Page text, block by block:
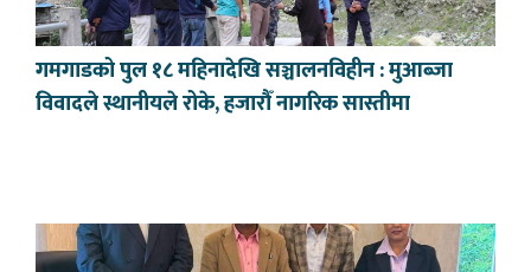
गमगाडको पुल १८ महिनादेखि सञ्चालनविहीन : मुआब्जा
विवादले स्थानीयले रोके, हजारौँ नागरिक सास्तीमा